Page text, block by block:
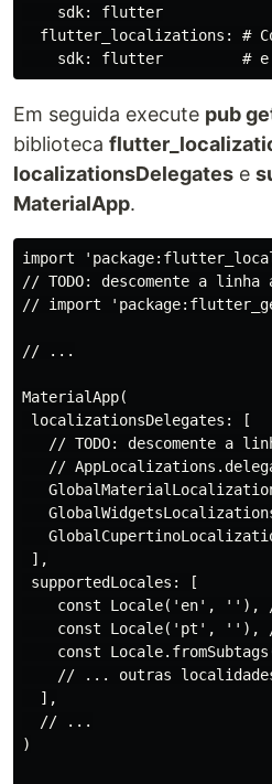
    sdk: flutter
flutter_localizations: #
Em seguida execute pub
biblioteca
localizationsDelegates e
MaterialApp.
import
// TODO: descomente a linha
// import
// ...
MaterialApp(
localizationsDelegates: [
// TODO: descomente a
//
],
supportedLocales: [
const Locale('en', ''),
const Locale('pt', ''),
const
// ... outras
  ],
  // ...
)